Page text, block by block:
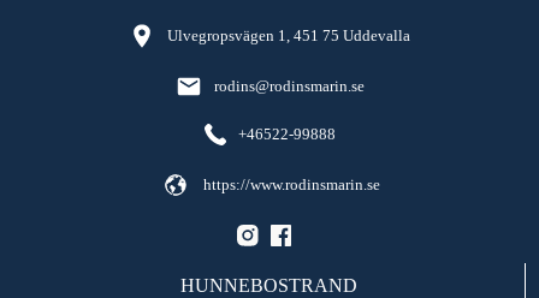
Ulvegropsvägen 1, 451 75 Uddevalla
rodins@rodinsmarin.se
+46522-99888
https://www.rodinsmarin.se
HUNNEBOSTRAND